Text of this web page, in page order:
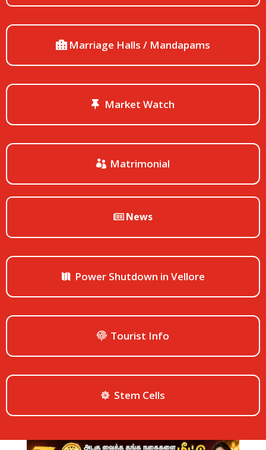
Marriage Halls / Mandapams
Market Watch
Matrimonial
News
Power Shutdown in Vellore
Tourist Info
Stem Cells